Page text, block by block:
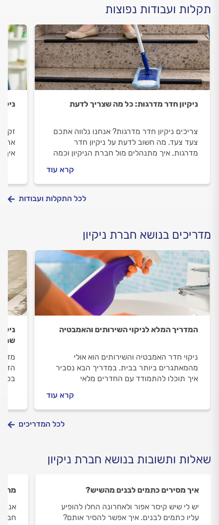
תקלות ועבודות נפוצות
ניקיון חדר מדרגות: כל מה שצריך לדעת
צריכים ניקיון חדר מדרגות? אנחנו נלווה אתכם
צעד צעד. מה חשוב לדעת על ניקיון חדר
מדרגות, איך מתנהלים מול חברת הניקיון וכמה
קרא עוד
איך
לכל התקלות ועבודות
מדריכים בנושא חברת ניקיון
המדריך המלא לניקוי השירותים והאמבטיה
ניקוי חדר האמבטיה והשירותים הוא אולי
מהמאתגרים ביותר בבית. במדריך הבא נסביר
איך תוכלו להתמודד עם החדרים מלאי
קרא עוד
לכל המדריכים
שאלות ותשובות בנושא חברת ניקיון
איך מסירים כתמים לבנים מהשיש?
יש לי שיש קיסר אפור ולאחרונה החלו להופיע
עליו כתמים לבנים. איך אפשר להסיר אותם?
מה
אני